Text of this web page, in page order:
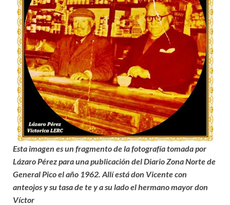
Esta imagen es un fragmento de la fotografía tomada por
Lázaro Pérez para una publicación del Diario Zona Norte de
General Pico el año 1962. Allí está don Vicente con
anteojos y su tasa de te y a su lado el hermano mayor don
Víctor